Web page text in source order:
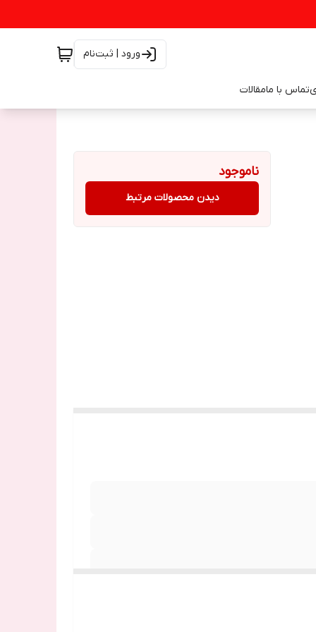
ورود | ثبت‌نام
تماس با مامقالات
ناموجود
دیدن محصولات مرتبط